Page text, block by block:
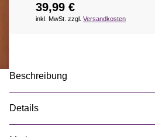
39,99 €
inkl. MwSt. zzgl. Versandkosten
Beschreibung
Details